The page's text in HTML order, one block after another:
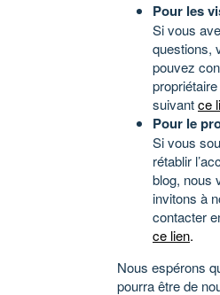
Pour les
Si vous
questions,
pouvez
suivantce
Pour le
Si vous
rétablir
blog, nous
invitons à
contacter
ce lien.
Nous espérons
pourra être de